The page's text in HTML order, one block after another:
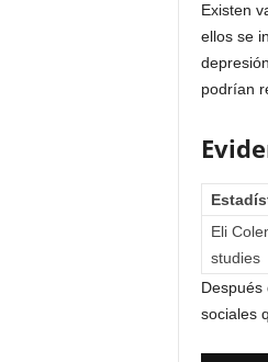
Existen
ellos se
podrían
Eli
studies
Después
sociales